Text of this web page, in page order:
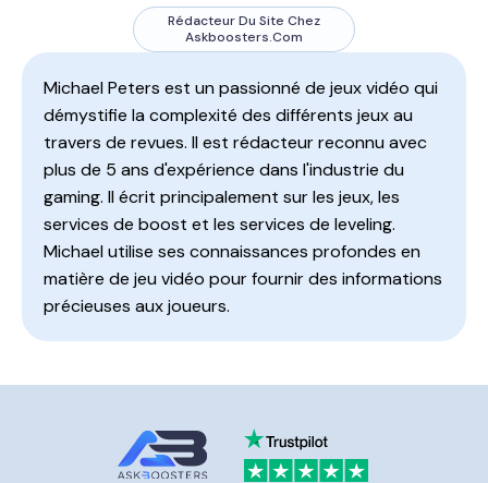
Rédacteur Du Site Chez
Askboosters.com
Michael Peters est un passionné de jeux vidéo qui
démystifie la complexité des différents jeux au
travers de revues. Il est rédacteur reconnu avec
plus de 5 ans d'expérience dans l'industrie du
gaming. Il écrit principalement sur les jeux, les
services de boost et les services de leveling.
Michael utilise ses connaissances profondes en
matière de jeu vidéo pour fournir des informations
précieuses aux joueurs.